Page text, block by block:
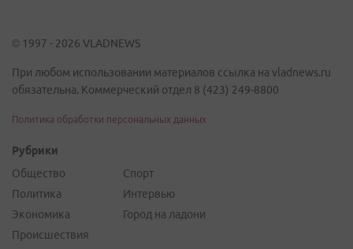
© 1997 - 2026 VLADNEWS
При любом использовании материалов ссылка на vladnews.ru
обязательна. Коммерческий отдел 8 (423) 249-8800
Политика обработки персональных данных
Рубрики
Общество
Политика
Экономика
Происшествия
Спорт
Интервью
Город на ладони